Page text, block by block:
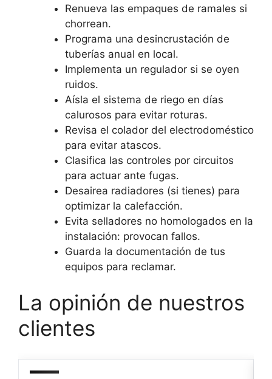
Renueva las empaques de ramales si
chorrean.
Programa una desincrustación de
tuberías anual en local.
Implementa un regulador si se oyen
ruidos.
Aísla el sistema de riego en días
calurosos para evitar roturas.
Revisa el colador del electrodoméstico
para evitar atascos.
Clasifica las controles por circuitos
para actuar ante fugas.
Desairea radiadores (si tienes) para
optimizar la calefacción.
Evita selladores no homologados en la
instalación: provocan fallos.
Guarda la documentación de tus
equipos para reclamar.
La opinión de nuestros
clientes